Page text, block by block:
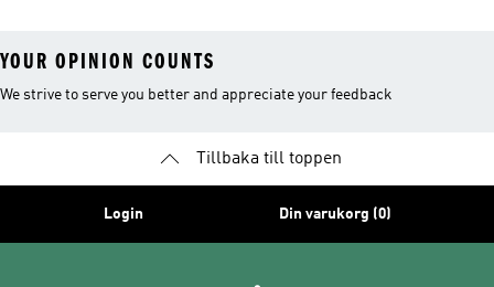
YOUR OPINION COUNTS
We strive to serve you better and appreciate your feedback
Tillbaka till toppen
Login Din varukorg (0)